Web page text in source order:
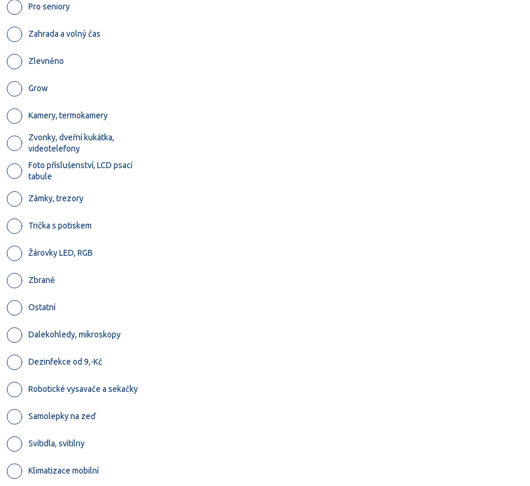
Pro seniory
Zahrada a volný čas
Zlevněno
Grow
Kamery, termokamery
Zvonky, dveřní kukátka,
videotelefony
Foto příslušenství, LCD psací
tabule
Zámky, trezory
Trička s potiskem
Žárovky LED, RGB
Zbraně
Ostatní
Dalekohledy, mikroskopy
Dezinfekce od 9,-Kč
Robotické vysavače a sekačky
Samolepky na zeď
Svítidla, svítilny
Klimatizace mobilní